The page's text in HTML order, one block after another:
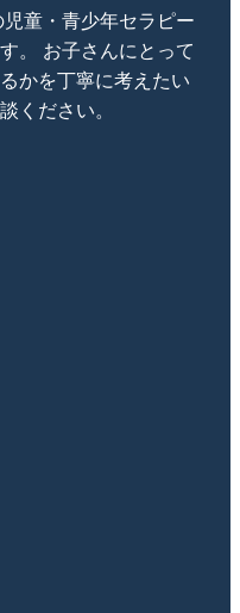
童・青少年セラピー
。 お子さんにとって
かを丁寧に考えたい
ください。